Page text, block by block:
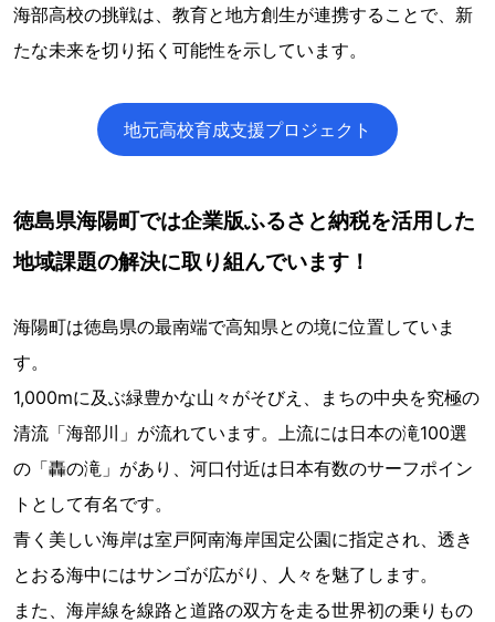
海部高校の挑戦は、教育と地方創生が連携することで、新
たな未来を切り拓く可能性を示しています。
地元高校育成支援プロジェクト
徳島県海陽町では企業版ふるさと納税を活用した
地域課題の解決に取り組んでいます！
海陽町は徳島県の最南端で高知県との境に位置していま
す。
1,000ⅿに及ぶ緑豊かな山々がそびえ、まちの中央を究極の
清流「海部川」が流れています。上流には日本の滝100選
の「轟の滝」があり、河口付近は日本有数のサーフポイン
トとして有名です。
青く美しい海岸は室戸阿南海岸国定公園に指定され、透き
とおる海中にはサンゴが広がり、人々を魅了します。
また、海岸線を線路と道路の双方を走る世界初の乗りもの